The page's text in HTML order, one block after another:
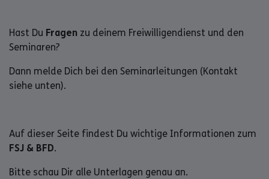
Hast Du Fragen zu deinem Freiwilligendienst und den
Seminaren?
Dann melde Dich bei den Seminarleitungen (Kontakt
siehe unten).
Auf dieser Seite findest Du wichtige Informationen zum
FSJ & BFD.
Bitte schau Dir alle Unterlagen genau an.